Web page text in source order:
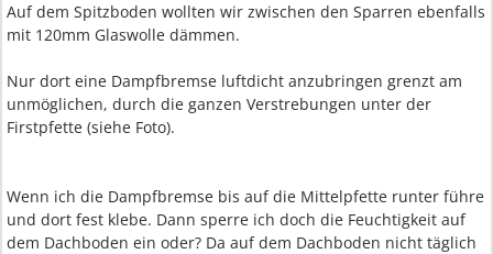
Auf dem Spitzboden wollten wir zwischen den Sparren ebenfalls
mit 120mm Glaswolle dämmen.
Nur dort eine Dampfbremse luftdicht anzubringen grenzt am
unmöglichen, durch die ganzen Verstrebungen unter der
Firstpfette (siehe Foto).
Wenn ich die Dampfbremse bis auf die Mittelpfette runter führe
und dort fest klebe. Dann sperre ich doch die Feuchtigkeit auf
dem Dachboden ein oder? Da auf dem Dachboden nicht täglich